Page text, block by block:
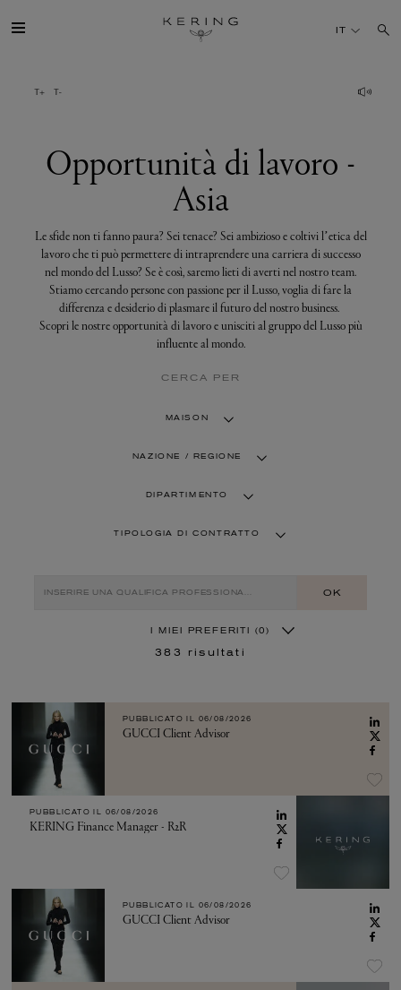
lavoro
TALENTI
SOSTENIBILITÀ
FINANCE
MEDIA
IT
Opportunità di lavoro -
Asia
Le sfide non ti fanno paura? Sei tenace? Sei ambizioso e coltivi l’etica del
lavoro che ti può permettere di intraprendere una carriera di successo
nel mondo del Lusso? Se è così, saremo lieti di averti nel nostro team.
Stiamo cercando persone con passione per il Lusso, voglia di fare la
differenza e desiderio di plasmare il futuro del nostro business.
Scopri le nostre opportunità di lavoro e unisciti al gruppo del Lusso più
influente al mondo.
CERCA PER
MAISON
NAZIONE / REGIONE
DIPARTIMENTO
TIPOLOGIA DI CONTRATTO
OK
I MIEI PREFERITI (0)
383 risultati
PUBBLICATO IL 06/08/2026
GUCCI Client Advisor
PUBBLICATO IL 06/08/2026
KERING Finance Manager - R2R
PUBBLICATO IL 06/08/2026
GUCCI Client Advisor